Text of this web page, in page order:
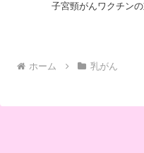
子宮頸がんワクチン
ホーム 乳がん